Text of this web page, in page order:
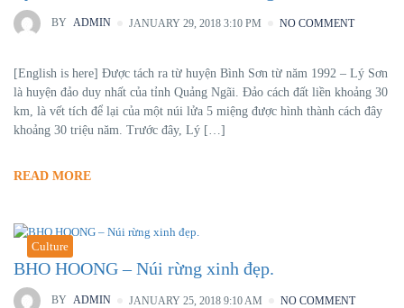
BY ADMIN JANUARY 29, 2018 3:10 PM NO COMMENT
[English is here] Được tách ra từ huyện Bình Sơn từ năm 1992 – Lý Sơn
là huyện đảo duy nhất của tỉnh Quảng Ngãi. Đảo cách đất liền khoảng 30
km, là vết tích để lại của một núi lửa 5 miệng được hình thành cách đây
khoảng 30 triệu năm. Trước đây, Lý […]
READ MORE
Culture
BHO HOONG – Núi rừng xinh đẹp.
BY ADMIN JANUARY 25, 2018 9:10 AM NO COMMENT